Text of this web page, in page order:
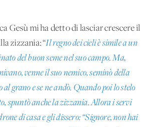
Gesù mi ha detto di lasciar crescere il
zizzania: “Il regno dei cieli è simile a un
del buon seme nel suo campo. Ma,
venne il suo nemico, seminò della
grano e se ne andò. Quando poi lo stelo
spuntò anche la zizzania. Allora i servi
di casa e gli dissero: “Signore, non hai